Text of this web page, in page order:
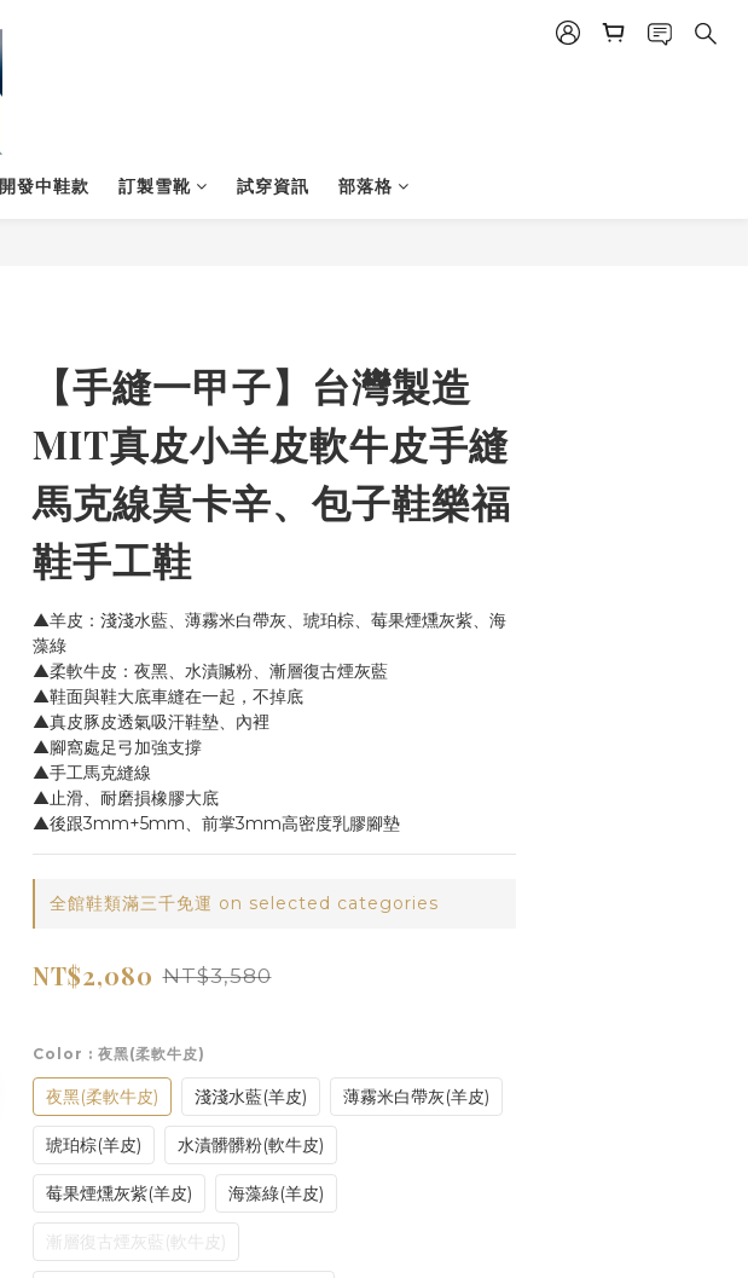
開發中鞋款 訂製雪靴 試穿資訊 部落格
【手縫一甲子】台灣製造
MIT真皮小羊皮軟牛皮手縫
馬克線莫卡辛、包子鞋樂福
鞋手工鞋
▲羊皮：淺淺水藍、薄霧米白帶灰、琥珀棕、莓果煙燻灰紫、海
藻綠
▲柔軟牛皮：夜黑、水漬贓粉、漸層復古煙灰藍
▲鞋面與鞋大底車縫在一起，不掉底
▲真皮豚皮透氣吸汗鞋墊、內裡
▲腳窩處足弓加強支撐
▲手工馬克縫線
▲止滑、耐磨損橡膠大底
▲後跟3mm+5mm、前掌3mm高密度乳膠腳墊
全館鞋類滿三千免運 on selected categories
NT$2,080 NT$3,580
Color : 夜黑(柔軟牛皮)
夜黑(柔軟牛皮) 淺淺水藍(羊皮) 薄霧米白帶灰(羊皮)
琥珀棕(羊皮) 水漬髒髒粉(軟牛皮)
莓果煙燻灰紫(羊皮) 海藻綠(羊皮)
漸層復古煙灰藍(軟牛皮)